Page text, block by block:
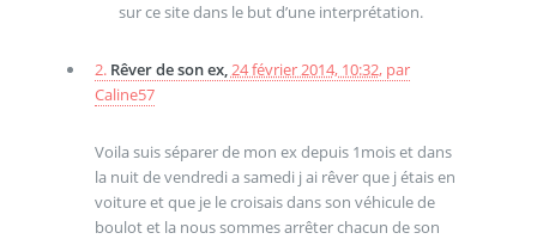
sur ce site dans le but d’une interprétation.
2. Rêver de son ex,24 février 2014, 10:32, par
Caline57
Voila suis séparer de mon ex depuis 1mois et dans
la nuit de vendredi a samedi j ai rêver que j étais en
voiture et que je le croisais dans son véhicule de
boulot et la nous sommes arrêter chacun de son